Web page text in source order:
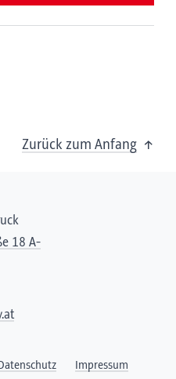
Zurück zum Anfang
18 A-
Datenschutz
Impressum